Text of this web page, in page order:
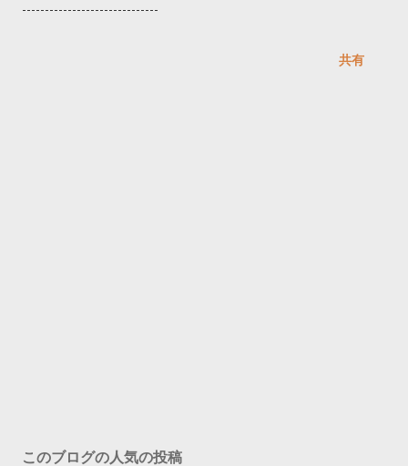
------------------------------
共有
このブログの人気の投稿